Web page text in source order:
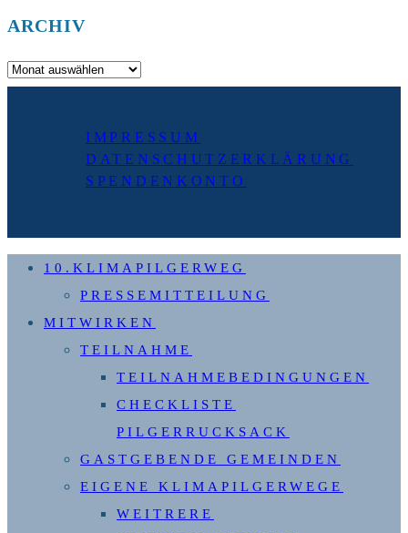
ARCHIV
Archiv
IMPRESSUM
DATENSCHUTZERKLÄRUNG
SPENDENKONTO
10.KLIMAPILGERWEG
PRESSEMITTEILUNG
MITWIRKEN
TEILNAHME
TEILNAHMEBEDINGUNGEN
CHECKLISTE
PILGERRUCKSACK
GASTGEBENDE GEMEINDEN
EIGENE KLIMAPILGERWEGE
WEITRERE